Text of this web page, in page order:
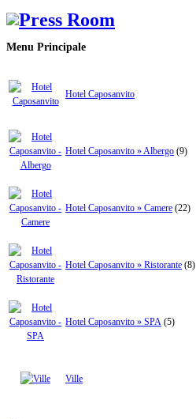
Menu Principale
Hotel Caposanvito
Hotel Caposanvito » Albergo (9)
Hotel Caposanvito » Camere (22)
Hotel Caposanvito » Ristorante (8)
Hotel Caposanvito » SPA (5)
Ville